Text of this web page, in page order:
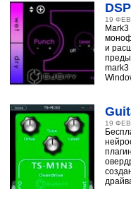
19
и
mark3
19